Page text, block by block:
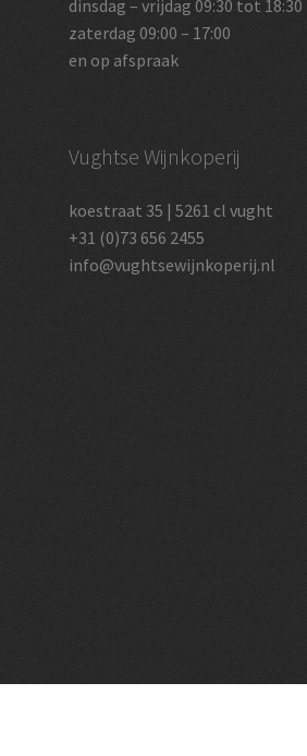
dinsdag – vrijdag 09:30 tot 18:30
zaterdag 09:00 – 17:00
en op afspraak
Vughtse Wijnkoperij
koestraat 35 | 5261 cl vught
+31 (0)73 656 2455
info@vughtsewijnkoperij.nl